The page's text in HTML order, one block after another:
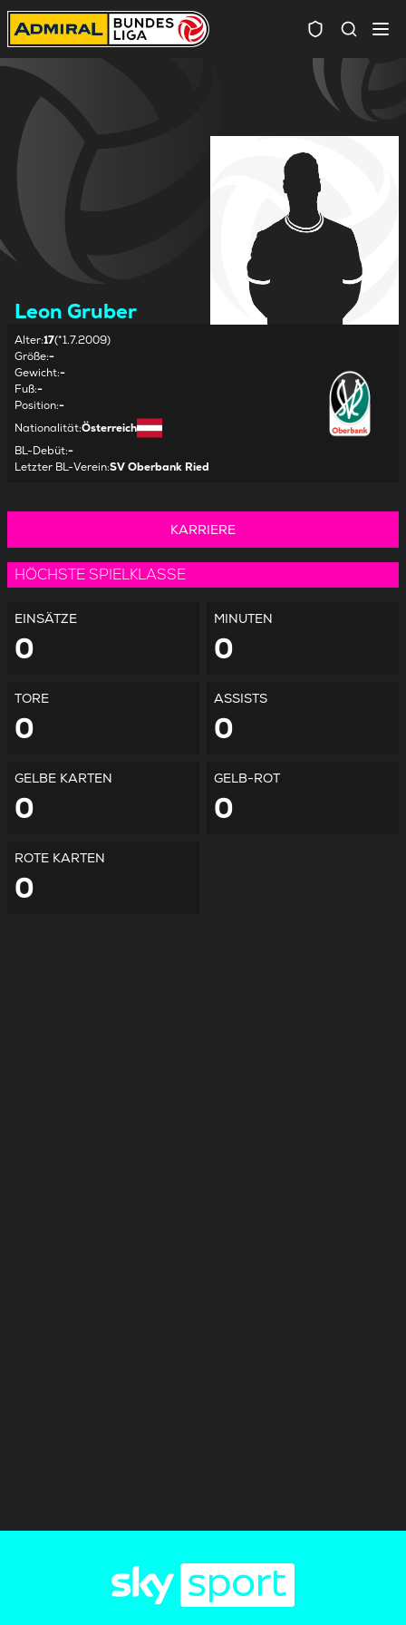
Leon Gruber
Alter:17(*1.7.2009)
Größe:-
Gewicht:-
Fuß:-
Position:-
Nationalität:Österreich
BL-Debüt:-
Letzter BL-Verein:SV Oberbank Ried
KARRIERE
HÖCHSTE SPIELKLASSE
EINSÄTZE
0
MINUTEN
0
TORE
0
ASSISTS
0
GELBE KARTEN
0
GELB-ROT
0
ROTE KARTEN
0